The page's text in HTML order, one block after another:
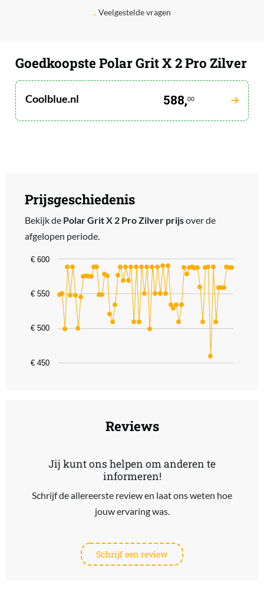
Veelgestelde vragen
Goedkoopste Polar Grit X 2 Pro Zilver
Coolblue.nl 588,00
Prijsgeschiedenis
Bekijk de Polar Grit X 2 Pro Zilver prijsover de
afgelopen periode.
Chart
Line chart with 66 data points.
The chart has 1 X axis displaying categories.
The chart has 1 Y axis displaying values. Data ranges from 459.08
€ 450
€ 500
€ 550
€ 600
Reviews
Jij kunt ons helpen om anderen te
informeren!
Schrijf de allereerste review en laat ons weten hoe
jouw ervaring was.
Schrijf een review